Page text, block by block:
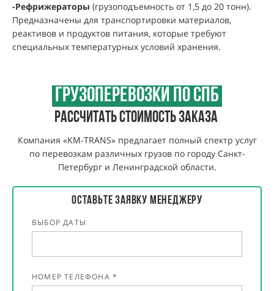
-Рефрижераторы (грузоподъемность от 1,5 до 20 тонн).
Предназначены для транспортировки материалов,
реактивов и продуктов питания, которые требуют
специальных температурных условий хранения.
ГРУЗОПЕРЕВОЗКИ по СПБ
РАССЧИТАТЬ СТОИМОСТЬ ЗАКАЗА
Компания «KM-TRANS» предлагает полный спектр услуг
по перевозкам различных грузов по городу Санкт-
Петербург и Ленинградской области.
Оставьте ЗаявкУ менеджеру
ВЫБОР ДАТЫ
НОМЕР ТЕЛЕФОНА *